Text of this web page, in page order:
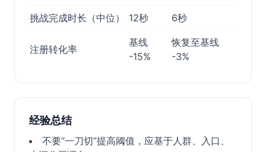
挑战完成时长（中位） 12秒 6秒
注册转化率
基线
-15%
恢复至基线
-3%
经验总结
不要“一刀切”提高阈值，应基于人群、入口、